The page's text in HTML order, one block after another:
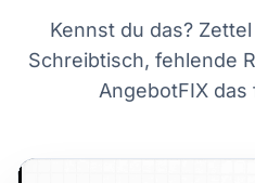
Kennst du das?
Schreibtisch, fehlende
AngebotFIX